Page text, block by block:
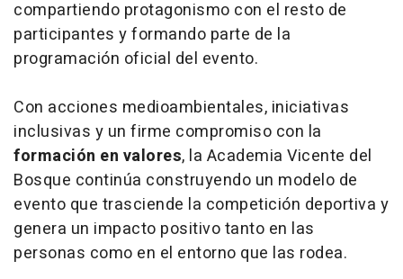
compartiendo protagonismo con el resto de
participantes y formando parte de la
programación oficial del evento.
Con acciones medioambientales, iniciativas
inclusivas y un firme compromiso con la
formación en valores, la Academia Vicente del
Bosque continúa construyendo un modelo de
evento que trasciende la competición deportiva y
genera un impacto positivo tanto en las
personas como en el entorno que las rodea.